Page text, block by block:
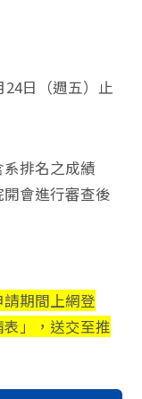
日（週五）止
排名之成績
會進行審查後
期間上網登
」，送交至推